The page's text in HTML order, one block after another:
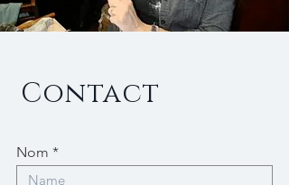
Contact
Nom